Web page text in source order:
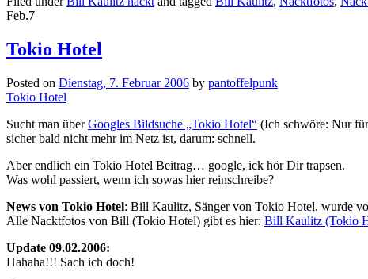
Feb.7
Tokio Hotel
Posted on Dienstag, 7. Februar 2006 by pantoffelpunk
Tokio Hotel
Sucht man überGoogles Bildsuche „Tokio Hotel“ (Ich schwöre: Nur
sicher bald nicht mehr im Netz ist, darum: schnell.
Aber endlich ein Tokio Hotel Beitrag… google, ick hör Dir trapsen.
Was wohl passiert, wenn ich sowas hier reinschreibe?
News von Tokio Hotel: Bill Kaulitz, Sänger von Tokio Hotel, wurde
Alle Nacktfotos von Bill (Tokio Hotel) gibt es hier: Bill Kaulitz (Tokio
Update 09.02.2006:
Hahaha!!! Sach ich doch!